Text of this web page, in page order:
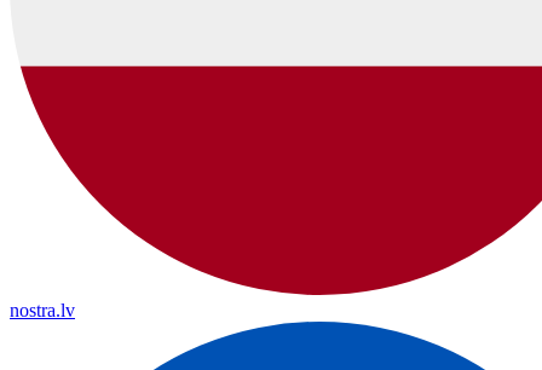
nostra.lv